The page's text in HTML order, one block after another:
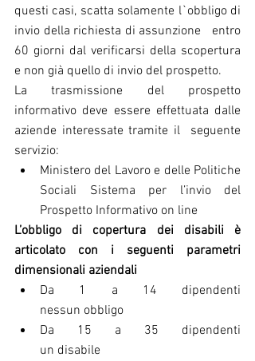
questi casi, scatta solamente l`obbligo di
invio della richiesta di assunzione   entro
60 giorni dal verificarsi della scopertura
e non già quello di invio del prospetto.
La trasmissione del prospetto
informativo deve essere effettuata dalle
aziende interessate tramite il  seguente
servizio:
Ministero del Lavoro e delle Politiche
Sociali Sistema per l’invio del
Prospetto Informativo on line
L’obbligo di copertura dei disabili è
articolato con i seguenti parametri
dimensionali aziendali
Da 1 a 14 dipendenti
nessun obbligo
Da 15 a 35 dipendenti
un disabile